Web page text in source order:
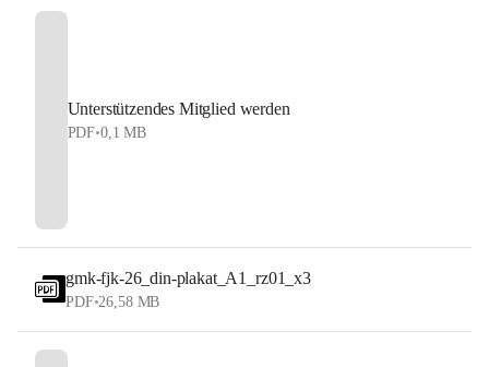
Unterstützendes Mitglied werden
PDF•0,1 MB
gmk-fjk-26_din-plakat_A1_rz01_x3
PDF•26,58 MB